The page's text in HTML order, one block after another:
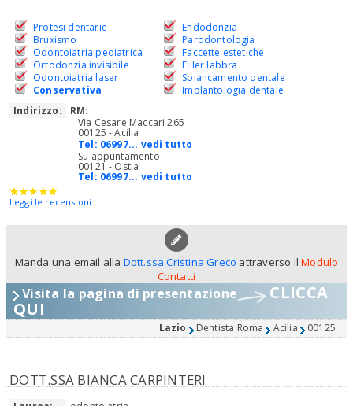
Protesi dentarie
Bruxismo
Odontoiatria pediatrica
Ortodonzia invisibile
Odontoiatria laser
Conservativa
Endodonzia
Parodontologia
Faccette estetiche
Filler labbra
Sbiancamento dentale
Implantologia dentale
Indirizzo:
RM:
Via Cesare Maccari 265
00125 - Acilia
Tel: 06997... vedi tutto
Su appuntamento
00121 - Ostia
Tel: 06997... vedi tutto
Leggi le recensioni
Manda una email alla Dott.ssa Cristina Greco attraverso ilModulo
Contatti
Visita la pagina di presentazione CLICCA
QUI
Lazio Dentista Roma Acilia 00125
DOTT.SSA BIANCA CARPINTERI